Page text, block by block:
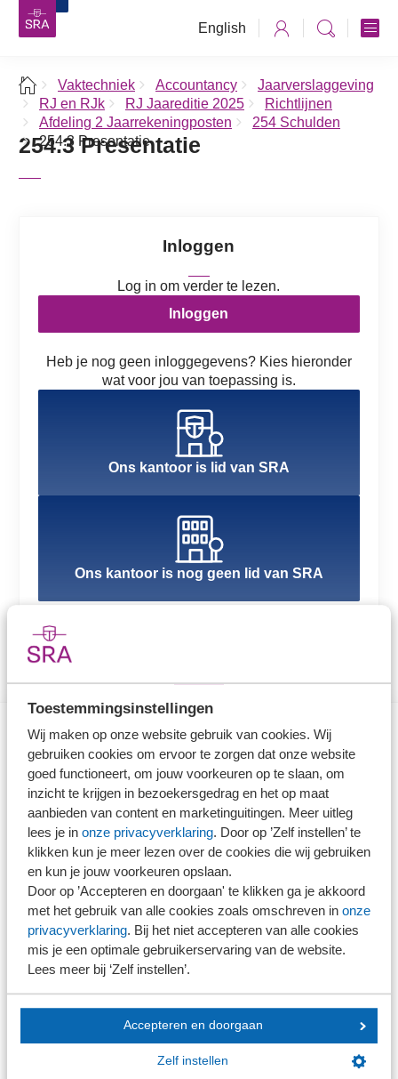
Toestemmingsinstellingen
Wij maken op onze website gebruik van cookies. Wij
gebruiken cookies om ervoor te zorgen dat onze website
goed functioneert, om jouw voorkeuren op te slaan, om
inzicht te krijgen in bezoekersgedrag en het op maat
aanbieden van content en marketinguitingen. Meer uitleg
lees je in onze privacyverklaring. Door op ’Zelf instellen’ te
klikken kun je meer lezen over de cookies die wij gebruiken
en kun je jouw voorkeuren opslaan.
Door op ’Accepteren en doorgaan' te klikken ga je akkoord
met het gebruik van alle cookies zoals omschreven in onze
privacyverklaring. Bij het niet accepteren van alle cookies
mis je een optimale gebruikerservaring van de website.
Lees meer bij ‘Zelf instellen’.
Accepteren en doorgaan
Zelf instellen
English
Vaktechniek Accountancy
Jaarverslaggeving
RJ en RJk
RJ Jaareditie 2025
Richtlijnen
Afdeling 2 Jaarrekeningposten
254 Schulden
254.3 Presentatie
254.3 Presentatie
Inloggen
Log in om verder te lezen.
Inloggen
Heb je nog geen inloggegevens? Kies hieronder
wat voor jou van toepassing is.
Ons kantoor is lid van SRA
Ons kantoor is nog geen lid van SRA
Direct naar
Stel je vaktechnische vraag
Branche in Zicht
Dossiers
Kantoorvinder
Nieuwsbank
Handige links
SRA-gecertificeerd